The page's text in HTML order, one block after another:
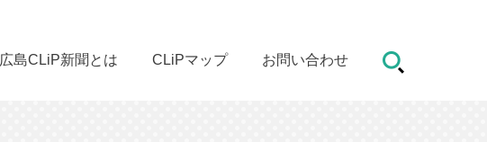
広島CLiP新聞とは CLiPマップ お問い合わせ